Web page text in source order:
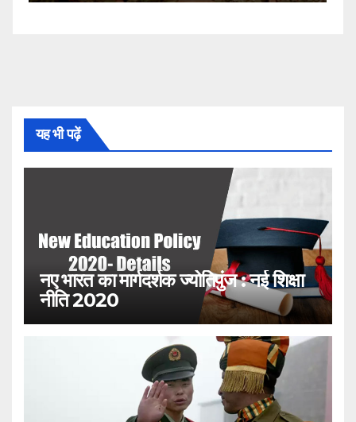
यह भी पढ़ें
नए भारत का मार्गदर्शक ज्योतिपुंज : नई शिक्षा
नीति 2020